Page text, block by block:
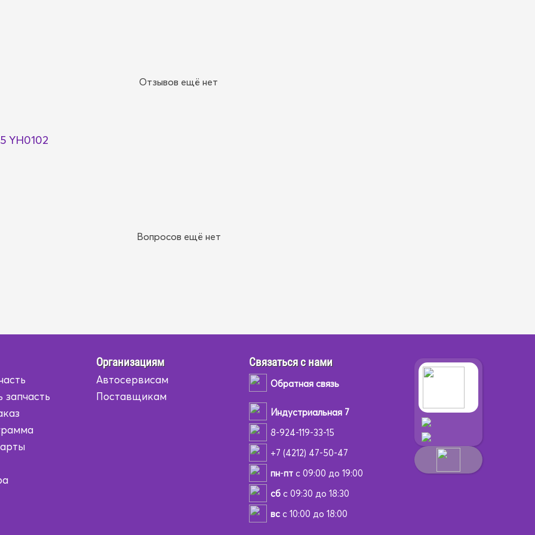
Отзывов ещё нет
YH0102
Вопросов ещё нет
запчасть
Организациям
Автосервисам
Поставщикам
Связаться с нами
Обратная связь
Индустриальная 7
8-924-119-33-15
+7 (4212) 47-50-47
пн-птс 09:00 до 19:00
сбс 09:30 до 18:30
всс 10:00 до 18:00